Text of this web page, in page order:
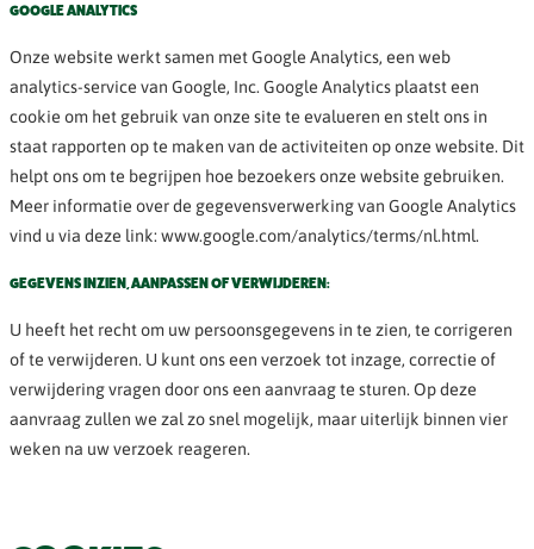
GOOGLE ANALYTICS
Onze website werkt samen met Google Analytics, een web
analytics-service van Google, Inc. Google Analytics plaatst een
cookie om het gebruik van onze site te evalueren en stelt ons in
staat rapporten op te maken van de activiteiten op onze website. Dit
helpt ons om te begrijpen hoe bezoekers onze website gebruiken.
Meer informatie over de gegevensverwerking van Google Analytics
vind u via deze link: www.google.com/analytics/terms/nl.html.
GEGEVENS INZIEN, AANPASSEN OF VERWIJDEREN:
U heeft het recht om uw persoonsgegevens in te zien, te corrigeren
of te verwijderen. U kunt ons een verzoek tot inzage, correctie of
verwijdering vragen door ons een aanvraag te sturen. Op deze
aanvraag zullen we zal zo snel mogelijk, maar uiterlijk binnen vier
weken na uw verzoek reageren.